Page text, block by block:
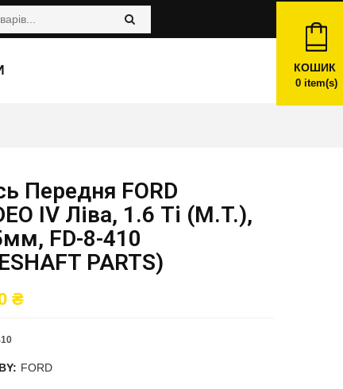
КОШИК
0item(s)
Передня FORD
IV Ліва, 1.6 Ti (M.T.),
FD-8-410
PARTS)
₴
FORD